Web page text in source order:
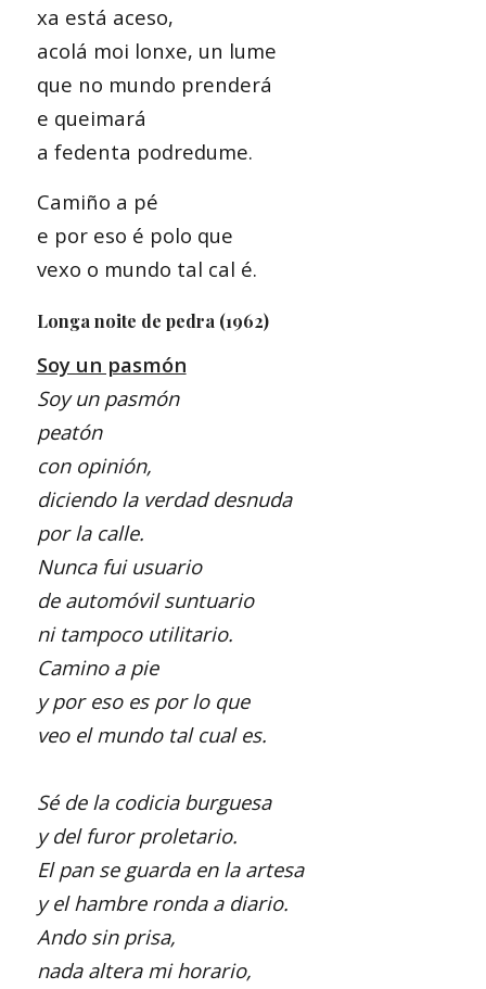
xa está aceso,
acolá moi lonxe, un lume
que no mundo prenderá
e queimará
a fedenta podredume.
Camiño a pé
e por eso é polo que
vexo o mundo tal cal é.
Longa noite de pedra (1962)
Soy un pasmón
Soy un pasmón
peatón
con opinión,
diciendo la verdad desnuda
por la calle.
Nunca fui usuario
de automóvil suntuario
ni tampoco utilitario.
Camino a pie
y por eso es por lo que
veo el mundo tal cual es.
Sé de la codicia burguesa
y del furor proletario.
El pan se guarda en la artesa
y el hambre ronda a diario.
Ando sin prisa,
nada altera mi horario,